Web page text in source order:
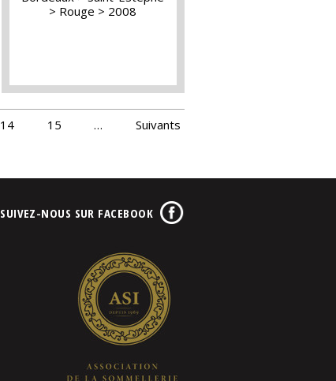
Rouge
2008
14 15 …
Suivants
SUIVEZ-NOUS SUR FACEBOOK